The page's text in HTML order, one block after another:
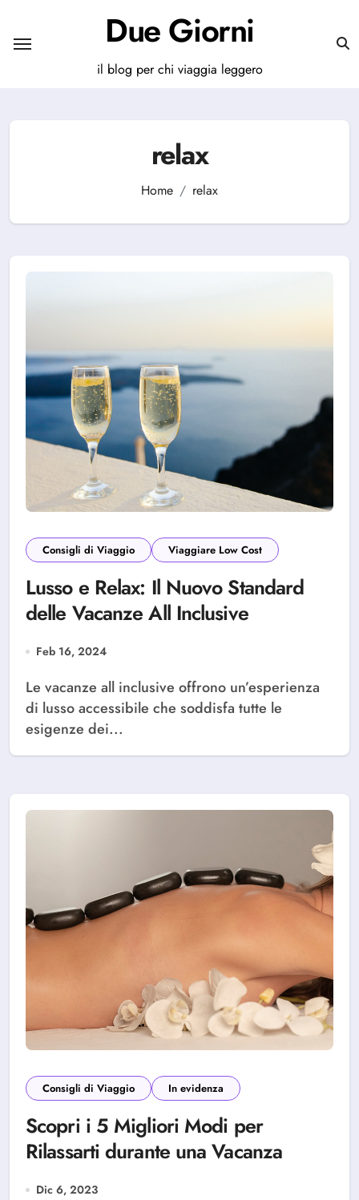
contenuto
Due Giorni
il blog per chi viaggia leggero
relax
Home relax
Consigli di Viaggio Viaggiare Low Cost
Lusso e Relax: Il Nuovo Standard
delle Vacanze All Inclusive
Feb 16, 2024
Le vacanze all inclusive offrono un’esperienza
di lusso accessibile che soddisfa tutte le
esigenze dei...
Consigli di Viaggio In evidenza
Scopri i 5 Migliori Modi per
Rilassarti durante una Vacanza
Dic 6, 2023